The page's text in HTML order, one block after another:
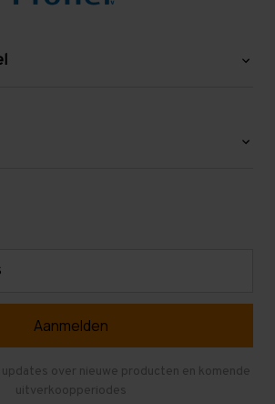
over nieuwe producten en komende
uitverkoopperiodes